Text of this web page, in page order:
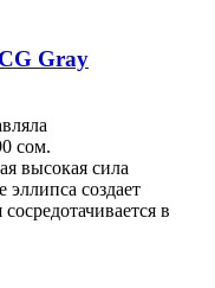
Gray
сом.
высокая сила
создает
в